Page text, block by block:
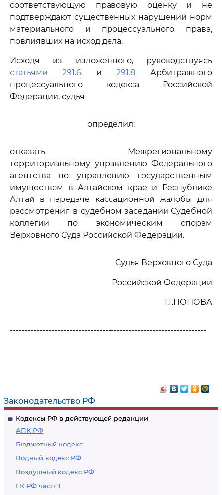
Законодательство РФ
Кодексы РФ в действующей редакции
АПК РФ
Бюджетный кодекс
Водный кодекс РФ
Воздушный кодекс РФ
ГК РФ часть 1
соответствующую правовую оценку и не
подтверждают существенных нарушений норм
материального и процессуального права,
повлиявших на исход дела.
Исходя из изложенного, руководствуясь
статьями 291.6 и 291.8 Арбитражного
процессуального кодекса Российской
Федерации, судья
определил:
отказать Межрегиональному
территориальному управлению Федерального
агентства по управлению государственным
имуществом в Алтайском крае и Республике
Алтай в передаче кассационной жалобы для
рассмотрения в судебном заседании Судебной
коллегии по экономическим спорам
Верховного Суда Российской Федерации.
Судья Верховного Суда
Российской Федерации
Г.Г.ПОПОВА
------------------------------------------------------------------